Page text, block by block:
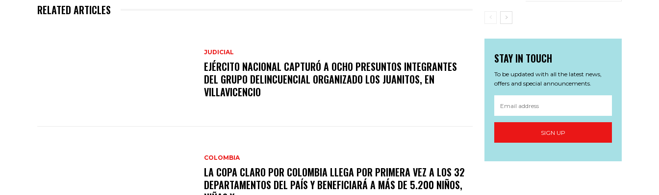
RELATED ARTICLES
JUDICIAL
EJÉRCITO NACIONAL CAPTURÓ A OCHO PRESUNTOS INTEGRANTES
DEL GRUPO DELINCUENCIAL ORGANIZADO LOS JUANITOS, EN
VILLAVICENCIO
COLOMBIA
LA COPA CLARO POR COLOMBIA LLEGA POR PRIMERA VEZ A LOS 32
DEPARTAMENTOS DEL PAÍS Y BENEFICIARÁ A MÁS DE 5.200 NIÑOS,
STAY IN TOUCH
To be updated with all the latest news,
offers and special announcements.
SIGN UP